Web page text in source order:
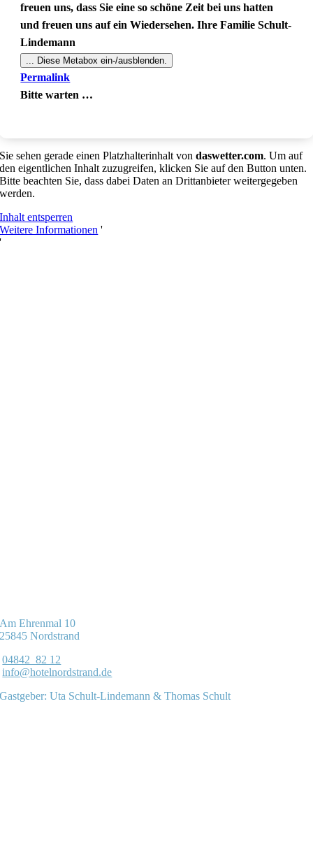
freuen uns, dass Sie eine so schöne Zeit bei uns hatten
und freuen uns auf ein Wiedersehen. Ihre Familie Schult-
Lindemann
... Diese Metabox ein-/ausblenden.
Permalink
Bitte warten …
Sie sehen gerade einen Platzhalterinhalt vondaswetter.com. Um auf
den eigentlichen Inhalt zuzugreifen, klicken Sie auf den Button unten.
Bitte beachten Sie, dass dabei Daten an Drittanbieter weitergegeben
werden.
Inhalt entsperren
Weitere Informationen '
'
Am Ehrenmal 10
25845 Nordstrand
04842 82 12
info@hotelnordstrand.de
Gastgeber: Uta Schult-Lindemann & Thomas Schult